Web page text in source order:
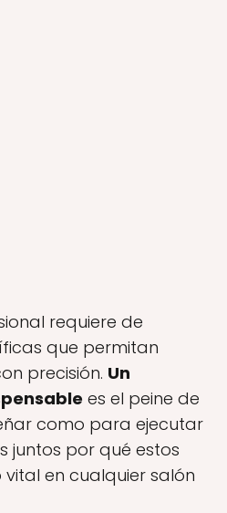
requiere de
que permitan
precisión. Un
es el peine de
como para ejecutar
juntos por qué estos
en cualquier salón